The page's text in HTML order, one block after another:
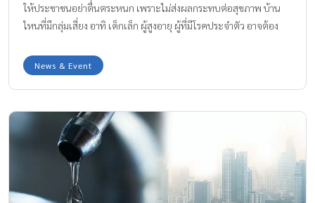
ให้ประชาชนอย่าตื่นตระหนก เพราะไม่ส่งผลกระทบต่อสุขภาพ บ้าน
ไหนที่มีกลุ่มเสี่ยง อาทิ เด็กเล็ก ผู้สูงอายุ ผู้ที่มีโรคประจำตัว อาจต้อง
News & Event